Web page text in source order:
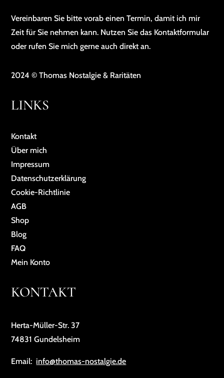
Vereinbaren Sie bitte vorab einen Termin, damit ich mir
Zeit für Sie nehmen kann. Nutzen Sie das Kontaktformular
oder rufen Sie mich gerne auch direkt an.
2024 © Thomas Nostalgie & Raritäten
LINKS
Kontakt
Über mich
Impressum
Da­ten­schutz­er­klä­rung
Cookie-Richtlinie
AGB
Shop
Blog
FAQ
Mein Konto
KONTAKT
Herta-Müller-Str. 37
74831 Gundelsheim
Email: info@thomas-nostalgie.de